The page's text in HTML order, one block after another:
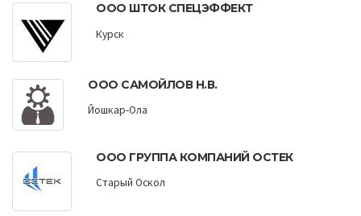
ООО ШТОК СПЕЦЭФФЕКТ
Курск
ООО САМОЙЛОВ Н.В.
Йошкар-Ола
ООО ГРУППА КОМПАНИЙ ОСТЕК
Старый Оскол